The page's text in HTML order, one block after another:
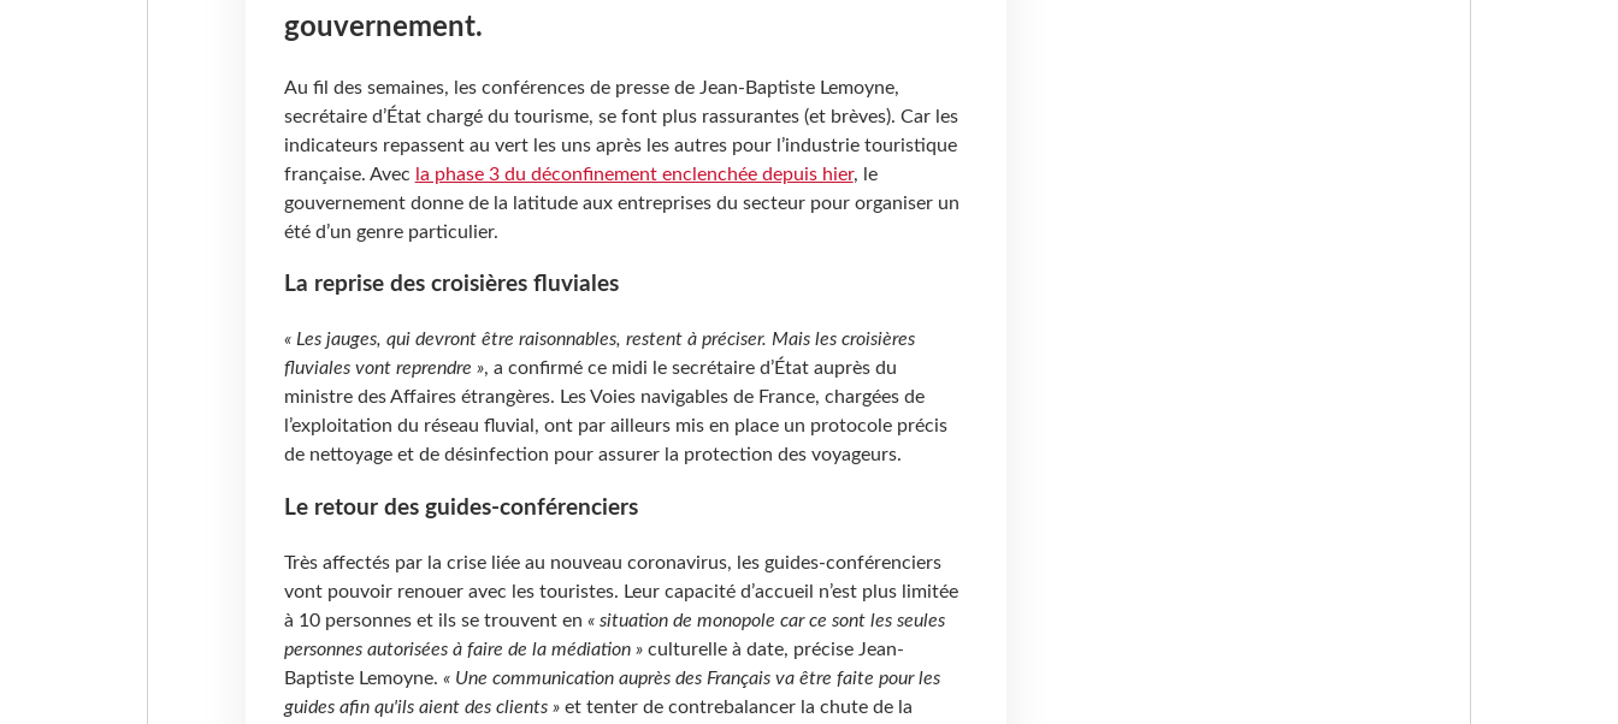
gouvernement.
Au fil des semaines, les conférences de presse de Jean-Baptiste Lemoyne,
secrétaire d’État chargé du tourisme, se font plus rassurantes (et brèves). Car les
indicateurs repassent au vert les uns après les autres pour l’industrie touristique
française. Avec la phase 3 du déconfinement enclenchée depuis hier, le
gouvernement donne de la latitude aux entreprises du secteur pour organiser un
été d’un genre particulier.
La reprise des croisières fluviales
« Les jauges, qui devront être raisonnables, restent à préciser. Mais les croisières
fluviales vont reprendre », a confirmé ce midi le secrétaire d’État auprès du
ministre des Affaires étrangères. Les Voies navigables de France, chargées de
l’exploitation du réseau fluvial, ont par ailleurs mis en place un protocole précis
de nettoyage et de désinfection pour assurer la protection des voyageurs.
Le retour des guides-conférenciers
Très affectés par la crise liée au nouveau coronavirus, les guides-conférenciers
vont pouvoir renouer avec les touristes. Leur capacité d’accueil n’est plus limitée
à 10 personnes et ils se trouvent en « situation de monopole car ce sont les seules
personnes autorisées à faire de la médiation »culturelle à date, précise Jean-
Baptiste Lemoyne. « Une communication auprès des Français va être faite pour les
guides afin qu'ils aient des clients »et tenter de contrebalancer la chute de la